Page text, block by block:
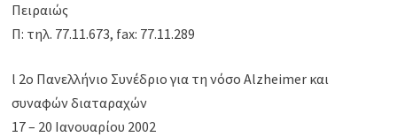
Πειραιώς
Π: τηλ. 77.11.673, fax: 77.11.289
l 2ο Πανελλήνιο Συνέδριο για τη νόσο Alzheimer και
συναφών διαταραχών
17 – 20 Ιανουαρίου 2002